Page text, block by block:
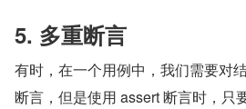
5. 多重断言
有时，在一个用例中，我们需要对
断言，但是使用 assert 断言时，只